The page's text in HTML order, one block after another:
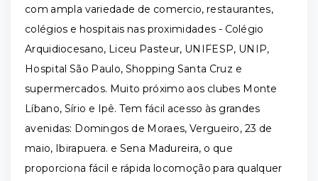
com ampla variedade de comercio, restaurantes,
colégios e hospitais nas proximidades - Colégio
Arquidiocesano, Liceu Pasteur, UNIFESP, UNIP,
Hospital São Paulo, Shopping Santa Cruz e
supermercados. Muito próximo aos clubes Monte
Líbano, Sírio e Ipê. Tem fácil acesso às grandes
avenidas: Domingos de Moraes, Vergueiro, 23 de
maio, Ibirapuera. e Sena Madureira, o que
proporciona fácil e rápida locomoção para qualquer